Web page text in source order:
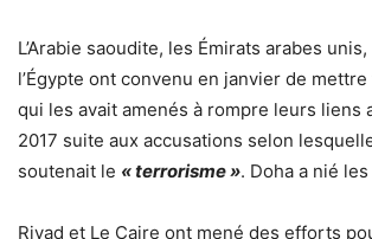
L’Arabie saoudite, les Émirats arabes
l’Égypte ont convenu en janvier de
qui les avait amenés à rompre leurs liens
2017 suite aux accusations selon
soutenait le « terrorisme ». Doha a nié
Riyad et Le Caire ont mené des efforts